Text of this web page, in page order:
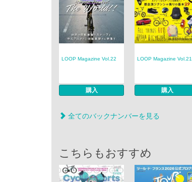
LOOP Magazine Vol.22
購入
LOOP Magazine Vol.21
購入
全てのバックナンバーを見る
こちらもおすすめ